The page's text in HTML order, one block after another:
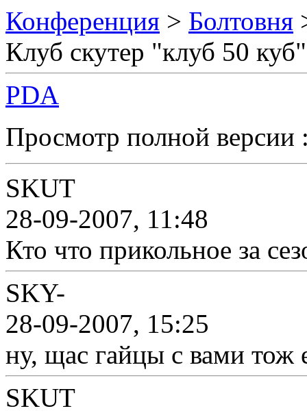
Конференция > Болтовня
Клуб скутер "клуб 50 куб"
PDA
Просмотр полной
SKUT
28-09-2007, 11:48
Кто что прикольное за
SKY-
28-09-2007, 15:25
ну, щас гайцы с вами тож
SKUT